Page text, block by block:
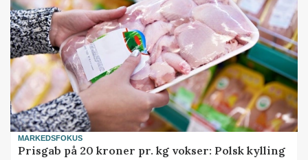
MARKEDSFOKUS
Prisgab på 20 kroner pr. kg vokser: Polsk kylling